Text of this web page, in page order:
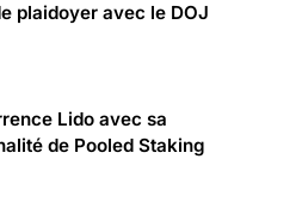
plaidoyer avec le DOJ
Lido avec sa
de Pooled Staking